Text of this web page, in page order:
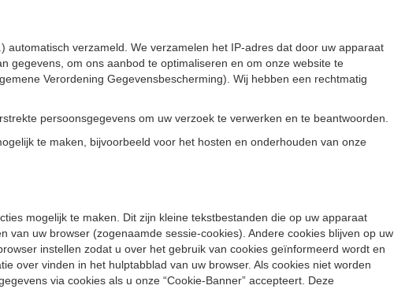
verzameld. We verzamelen het IP-adres dat door uw apparaat
gegevens, om ons aanbod te optimaliseren en om onze website te
Verordening Gegevensbescherming). Wij hebben een rechtmatig
persoonsgegevens om uw verzoek te verwerken en te beantwoorden.
te maken, bijvoorbeeld voor het hosten en onderhouden van onze
mogelijk te maken. Dit zijn kleine tekstbestanden die op uw apparaat
uw browser (zogenaamde sessie-cookies). Andere cookies blijven op uw
instellen zodat u over het gebruik van cookies geïnformeerd wordt en
over vinden in het hulptabblad van uw browser. Als cookies niet worden
via cookies als u onze “Cookie-Banner” accepteert. Deze